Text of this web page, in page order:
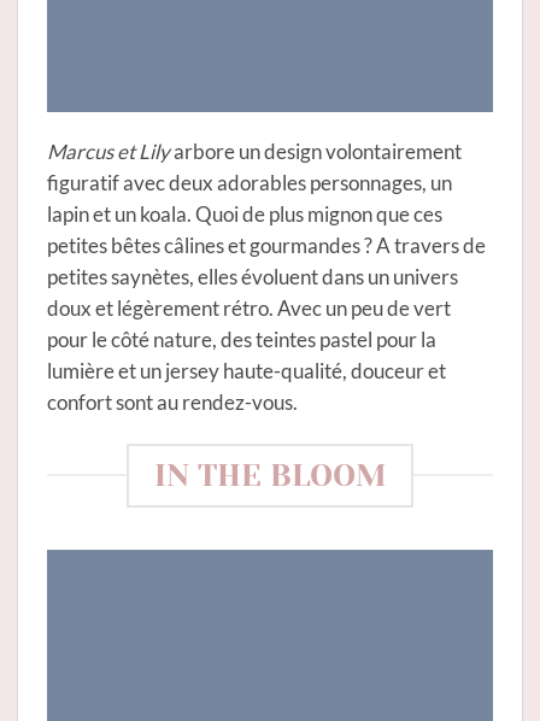
Marcus et Lilyarbore un design volontairement
figuratif avec deux adorables personnages, un
lapin et un koala. Quoi de plus mignon que ces
petites bêtes câlines et gourmandes ? A travers de
petites saynètes, elles évoluent dans un univers
doux et légèrement rétro. Avec un peu de vert
pour le côté nature, des teintes pastel pour la
lumière et un jersey haute-qualité, douceur et
confort sont au rendez-vous.
IN THE BLOOM